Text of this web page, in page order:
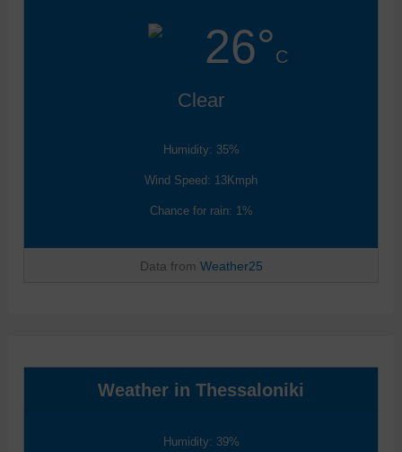
26°C
Clear
Humidity: 35%
Wind Speed: 13Kmph
Chance for rain: 1%
Data from Weather25
Weather in Thessaloniki
Humidity: 39%